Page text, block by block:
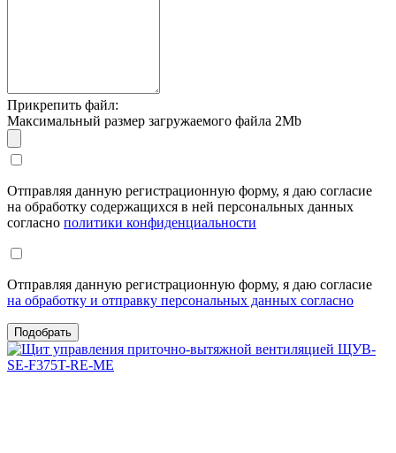
Прикрепить файл:
Максимальный размер загружаемого файла 2Mb
Отправляя данную регистрационную форму, я даю согласие
на обработку содержащихся в ней персональных данных
согласно политики конфиденциальности
Отправляя данную регистрационную форму, я даю согласие
на обработку и отправку персональных данных согласно